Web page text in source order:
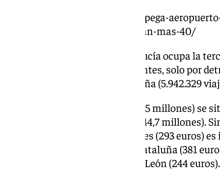
https://www.101tv.es/aena-despega-
comercial-salas-vip-aumentaran-mas-40/
En el conjunto nacional, Andalucía ocupa la
viajes realizados por sus residentes, solo por
(6.281.965 viajes, 18,1%) y Cataluña (5.942.329
En gasto total, Andalucía (1.594,5 millones) se
(2.264,4 millones) y Madrid (2.044,7 millones).
persona de los viajeros andaluces (293 euros)
euros), Canarias (398 euros) y Cataluña (381
Mancha (252 euros) y Castilla y León (244 euros).